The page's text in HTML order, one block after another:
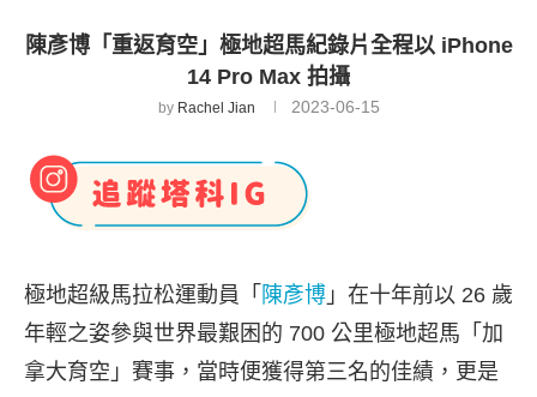
陳彥博「重返育空」極地超馬紀錄片全程以 iPhone
14 Pro Max 拍攝
by Rachel Jian 2023-06-15
極地超級馬拉松運動員「 陳彥博 」在十年前以 26 歲
年輕之姿參與世界最艱困的 700 公里極地超馬「加
拿大育空」賽事，當時便獲得第三名的佳績，更是